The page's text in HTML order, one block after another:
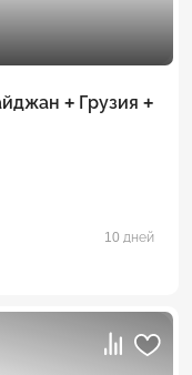
+ Грузия +
10 дней